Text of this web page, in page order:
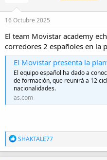
n
s
16 Octubre 2025
El team Movistar academy
corredores 2 españoles en la
El Movistar presenta la
El equipo español ha dado a
de formación, que reunirá a 12
nacionalidades.
as.com
R
e
a
SHAKTALE77